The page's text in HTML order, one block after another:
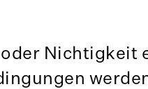
Nichtigkeit